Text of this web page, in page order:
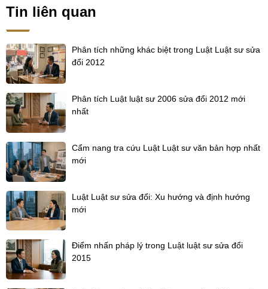
Tin liên quan
Phân tích những khác biệt trong Luật Luật sư sửa
đổi 2012
Phân tích Luật luật sư 2006 sửa đổi 2012 mới
nhất
Cẩm nang tra cứu Luật Luật sư văn bản hợp nhất
mới
Luật Luật sư sửa đổi: Xu hướng và định hướng
mới
Điểm nhấn pháp lý trong Luật luật sư sửa đổi
2015